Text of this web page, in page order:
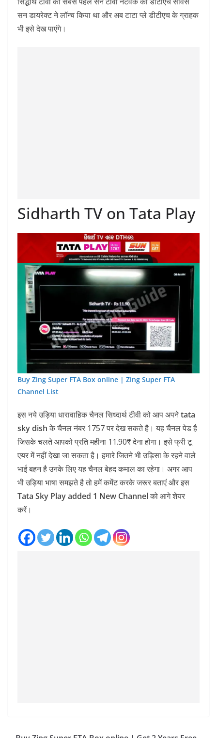
सन डायरेक्ट ने लॉन्च किया था और अब टाटा प्ले डीटीएच के ग्राहक
भी इसे देख पाएंगे।
Sidharth TV on Tata Play
Buy Zing Super FTA Box online | Zing Super FTA
Channel List
इस नये उड़िया धारावाहिक चैनल सिध्दार्थ टीवी को आप अपनेtata
sky dishके चैनल नंबर 1757 पर देख सकते है। यह चैनल पेड है
जिसके चलते आपको प्रति महीना 11.90₹ देना होगा। इसे फ्री टू
एयर में नहीं देखा जा सकता है। हमारे जितने भी उड़िसा के रहने वाले
भाई बहन है उनके लिए यह चैनल बेहद कमाल का रहेगा। अगर आप
भी उड़िया भाषा समझते है तो हमें कमेंट करके जरूर बताएं और इस
Tata Sky Play added 1 New Channelको आगे शेयर
करें।